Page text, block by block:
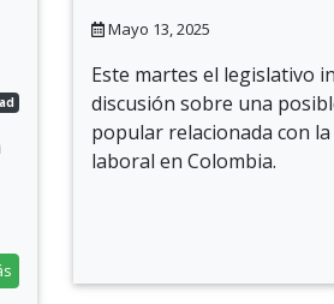
Mayo 13, 2025
Este martes el legislativo
discusión sobre una
popular relacionada con
laboral en Colombia.